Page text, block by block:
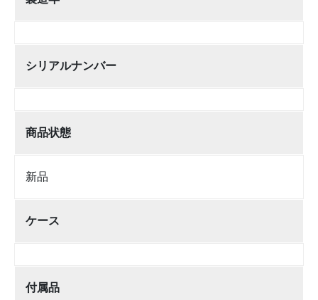
シリアルナンバー
商品状態
新品
ケース
付属品